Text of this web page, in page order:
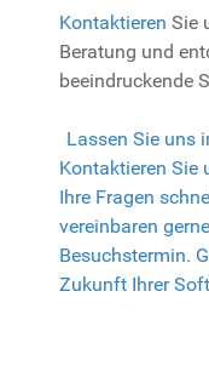
Kontaktieren Sie
Beratung und
beeindruckende
Lassen Sie uns
Kontaktieren Sie
Ihre Fragen
vereinbaren
Besuchstermin.
Zukunft Ihrer